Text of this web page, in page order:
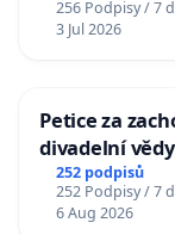
256 Podpisy / 7
3 Jul 2026
Petice za
divadelní vědy
252 podpisů
252 Podpisy / 7
6 Aug 2026